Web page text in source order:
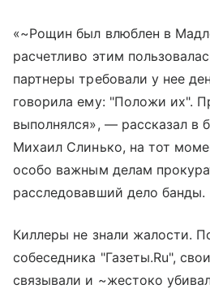
«~Рощин был влюблен в
расчетливо этим
партнеры требовали у нее
говорила ему: "Положи их".
выполнялся», — рассказал в
Михаил Слинько, на тот
особо важным делам
расследовавший дело банды.
Киллеры не знали жалости.
собеседника "Газеты.Ru",
связывали и ~жестоко